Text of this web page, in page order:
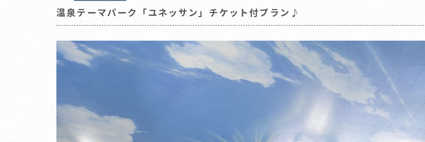
温泉テーマパーク「ユネッサン」チケット付プラン♪